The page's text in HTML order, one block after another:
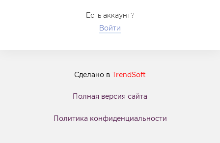
Есть аккаунт?
Войти
Сделано в TrendSoft
Полная версия сайта
Политика конфиденциальности